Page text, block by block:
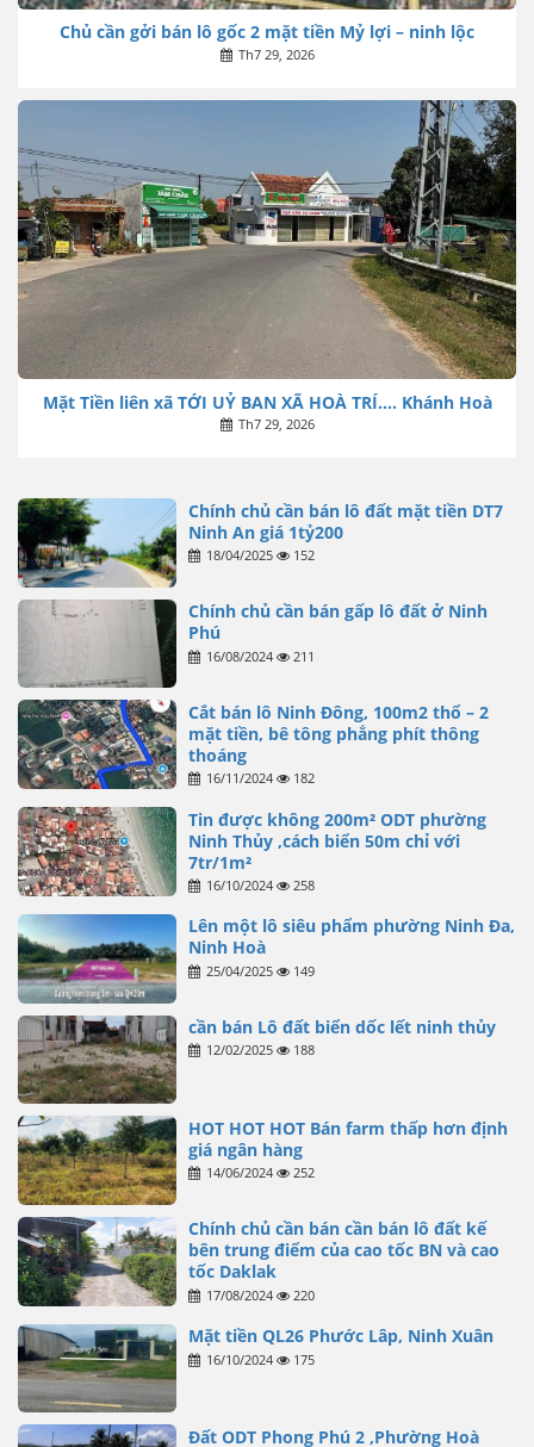
Chủ cần gởi bán lô gốc 2 mặt tiền Mỷ lợi – ninh lộc
Th7 29, 2026
Mặt Tiền liên xã TỚI UỶ BAN XÃ HOÀ TRÍ…. Khánh Hoà
Th7 29, 2026
Chính chủ cần bán lô đất mặt tiền DT7
Ninh An giá 1tỷ200
18/04/2025 152
Chính chủ cần bán gấp lô đất ở Ninh
Phú
16/08/2024 211
Cắt bán lô Ninh Đông, 100m2 thổ – 2
mặt tiền, bê tông phẳng phít thông
thoáng
16/11/2024 182
Tin được không 200m² ODT phường
Ninh Thủy ,cách biển 50m chỉ với
7tr/1m²
16/10/2024 258
Lên một lô siêu phẩm phường Ninh Đa,
Ninh Hoà
25/04/2025 149
cần bán Lô đất biển dốc lết ninh thủy
12/02/2025 188
HOT HOT HOT Bán farm thấp hơn định
giá ngân hàng
14/06/2024 252
Chính chủ cần bán cần bán lô đất kế
bên trung điểm của cao tốc BN và cao
tốc Daklak
17/08/2024 220
Mặt tiền QL26 Phước Lâp, Ninh Xuân
16/10/2024 175
Đất ODT Phong Phú 2 ,Phường Hoà